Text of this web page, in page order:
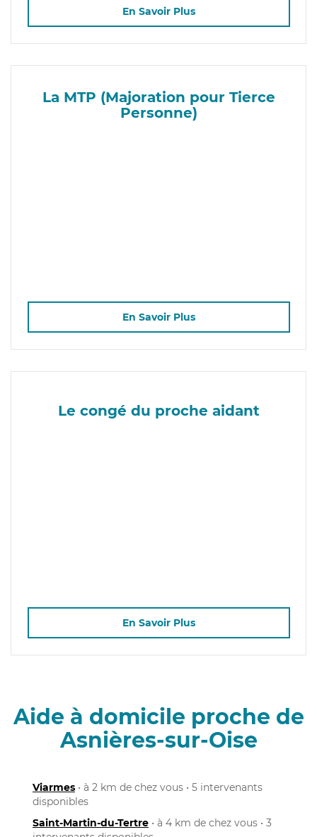
En Savoir Plus
La MTP (Majoration pour Tierce
Personne)
En Savoir Plus
Le congé du proche aidant
En Savoir Plus
Aide à domicile proche de
Asnières-sur-Oise
Viarmes • à 2 km de chez vous • 5 intervenants
disponibles
Saint-Martin-du-Tertre • à 4 km de chez vous • 3